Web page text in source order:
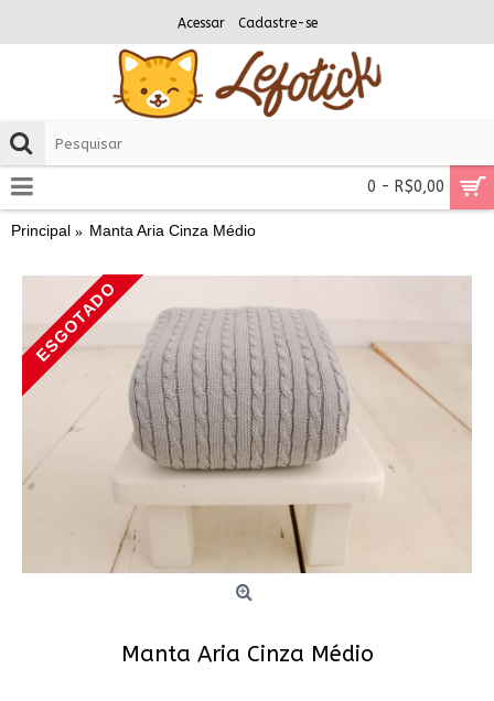
Acessar Cadastre-se
0 - R$0,00
Principal Manta Aria Cinza Médio
ESGOTADO
Manta Aria Cinza Médio